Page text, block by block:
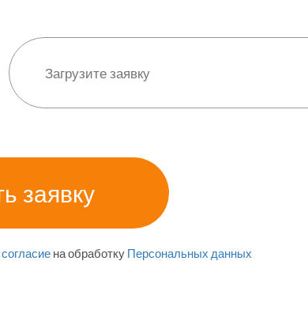
согласие на обработку Персональных данных